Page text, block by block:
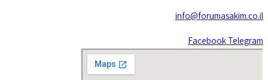
info@forumasakim.co.il
Facebook Telegram